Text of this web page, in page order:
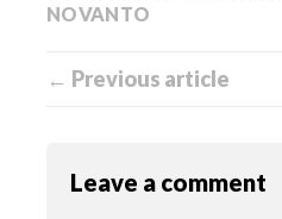
NOVANTO
← Previous article
Leave a comment